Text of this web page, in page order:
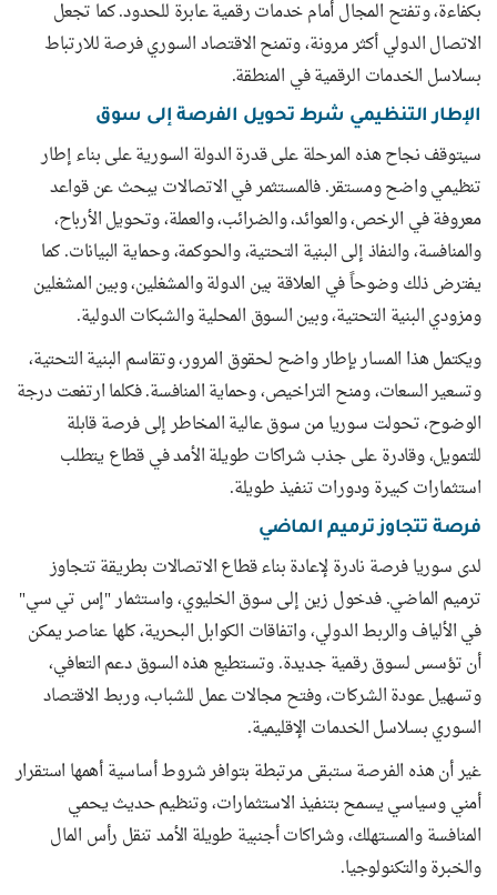
بكفاءة، وتفتح المجال أمام خدمات رقمية عابرة للحدود. كما تجعل
الاتصال الدولي أكثر مرونة، وتمنح الاقتصاد السوري فرصة للارتباط
بسلاسل الخدمات الرقمية في المنطقة.
الإطار التنظيمي شرط تحويل الفرصة إلى سوق
سيتوقف نجاح هذه المرحلة على قدرة الدولة السورية على بناء إطار
تنظيمي واضح ومستقر. فالمستثمر في الاتصالات يبحث عن قواعد
معروفة في الرخص، والعوائد، والضرائب، والعملة، وتحويل الأرباح،
والمنافسة، والنفاذ إلى البنية التحتية، والحوكمة، وحماية البيانات. كما
يفترض ذلك وضوحاً في العلاقة بين الدولة والمشغلين، وبين المشغلين
ومزودي البنية التحتية، وبين السوق المحلية والشبكات الدولية.
ويكتمل هذا المسار بإطار واضح لحقوق المرور، وتقاسم البنية التحتية،
وتسعير السعات، ومنح التراخيص، وحماية المنافسة. فكلما ارتفعت درجة
الوضوح، تحولت سوريا من سوق عالية المخاطر إلى فرصة قابلة
للتمويل، وقادرة على جذب شراكات طويلة الأمد في قطاع يتطلب
استثمارات كبيرة ودورات تنفيذ طويلة.
فرصة تتجاوز ترميم الماضي
لدى سوريا فرصة نادرة لإعادة بناء قطاع الاتصالات بطريقة تتجاوز
ترميم الماضي. فدخول زين إلى سوق الخليوي، واستثمار "إس تي سي"
في الألياف والربط الدولي، واتفاقات الكوابل البحرية، كلها عناصر يمكن
أن تؤسس لسوق رقمية جديدة. وتستطيع هذه السوق دعم التعافي،
وتسهيل عودة الشركات، وفتح مجالات عمل للشباب، وربط الاقتصاد
السوري بسلاسل الخدمات الإقليمية.
غير أن هذه الفرصة ستبقى مرتبطة بتوافر شروط أساسية أهمها استقرار
أمني وسياسي يسمح بتنفيذ الاستثمارات، وتنظيم حديث يحمي
المنافسة والمستهلك، وشراكات أجنبية طويلة الأمد تنقل رأس المال
والخبرة والتكنولوجيا.